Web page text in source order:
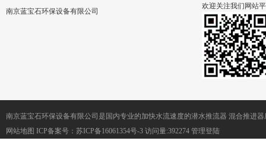
南京蓝宝石环保设备有限公司
欢迎关注我们网站
南京蓝宝石环保设备有限公司是国内专业的加快水流速度的潜水推流器 混合推进
网站地图 ICP备案号： 苏ICP备16061354号-3 访问量:392274 管理登陆